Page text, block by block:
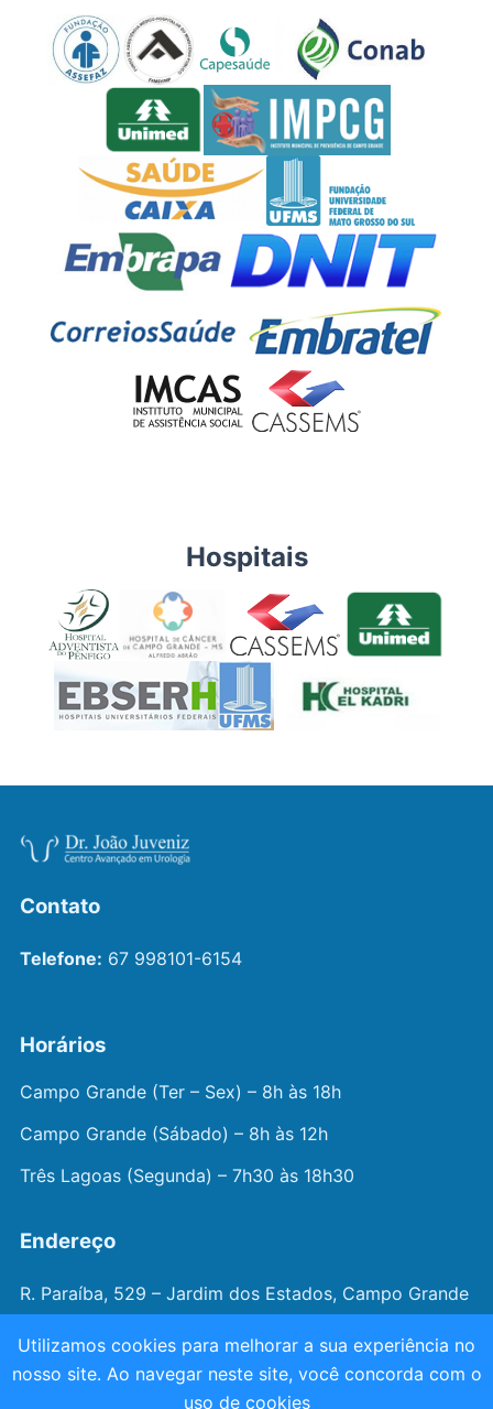
Hospitais
Contato
Telefone: 67 998101-6154
Horários
Campo Grande (Ter – Sex) – 8h às 18h
Campo Grande (Sábado) – 8h às 12h
Três Lagoas (Segunda) – 7h30 às 18h30
Endereço
R. Paraíba, 529 – Jardim dos Estados, Campo Grande
– MS
© 2026 — Dr. João Juveniz . Todos os direitos
Utilizamos cookies para melhorar a sua experiência no
nosso site. Ao navegar neste site, você concorda com o
uso de cookies